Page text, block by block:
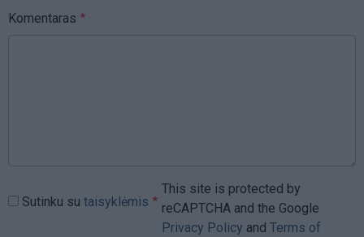
Komentaras
Sutinku su taisyklėmis
This site is protected by
reCAPTCHA and the Google
Privacy Policy and Terms of